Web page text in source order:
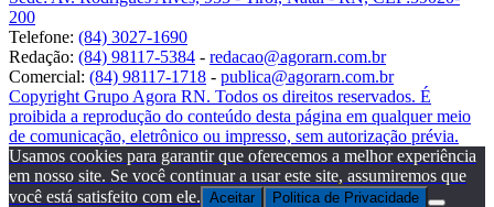
200
Telefone: (84) 3027-1690
Redação: (84) 98117-5384 - redacao@agorarn.com.br
Comercial: (84) 98117-1718 - publica@agorarn.com.br
Copyright Grupo Agora RN. Todos os direitos reservados. É
proibida a reprodução do conteúdo desta página em qualquer meio
de comunicação, eletrônico ou impresso, sem autorização prévia.
Usamos cookies para garantir que oferecemos a melhor experiência
em nosso site. Se você continuar a usar este site, assumiremos que
você está satisfeito com ele. Aceitar Politica de Privacidade